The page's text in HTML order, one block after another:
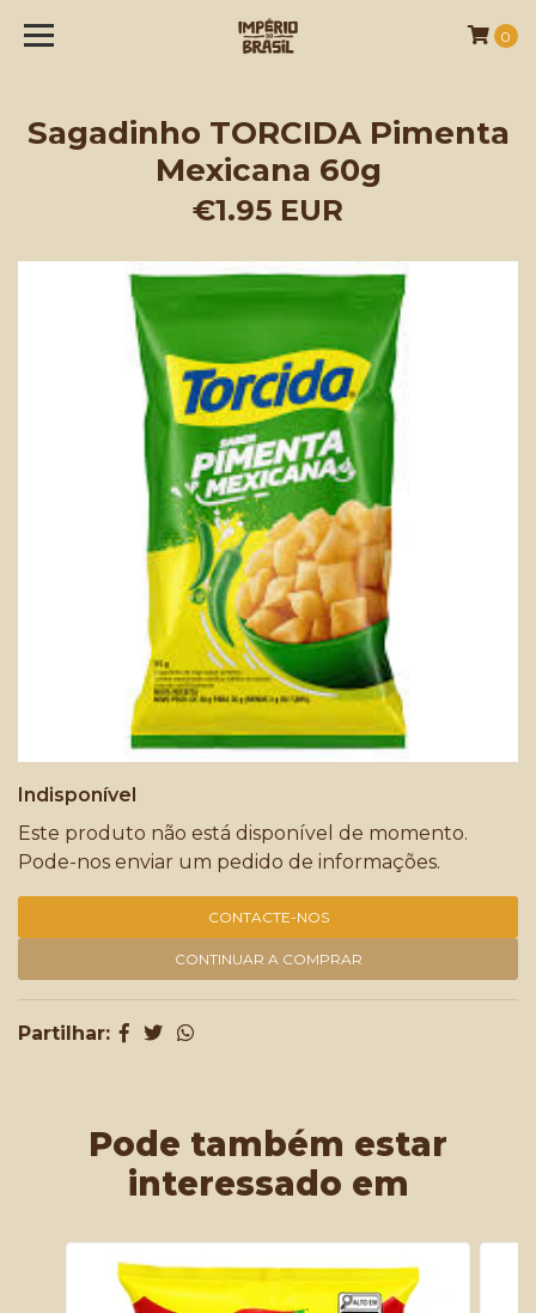
0
Sagadinho TORCIDA Pimenta
Mexicana 60g
€1.95 EUR
Indisponível
Este produto não está disponível de momento.
Pode-nos enviar um pedido de informações.
CONTACTE-NOS
CONTINUAR A COMPRAR
Partilhar:
Pode também estar
interessado em